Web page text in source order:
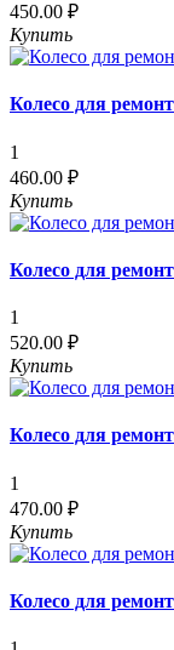
450.00 ₽
Купить
Колесо для
1
460.00 ₽
Купить
Колесо для
1
520.00 ₽
Купить
Колесо для
1
470.00 ₽
Купить
Колесо для